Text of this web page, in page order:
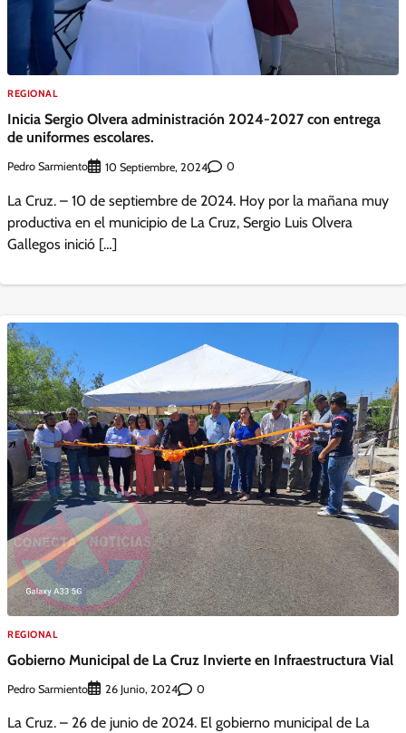
REGIONAL
Inicia Sergio Olvera administración 2024-2027 con entrega
de uniformes escolares.
Pedro Sarmiento 10 Septiembre, 2024 0
La Cruz. – 10 de septiembre de 2024. Hoy por la mañana muy
productiva en el municipio de La Cruz, Sergio Luis Olvera
Gallegos inició […]
REGIONAL
Gobierno Municipal de La Cruz Invierte en Infraestructura Vial
Pedro Sarmiento 26 Junio, 2024 0
La Cruz. – 26 de junio de 2024. El gobierno municipal de La